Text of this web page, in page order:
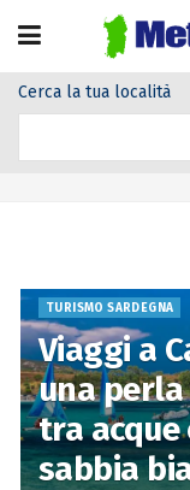
Cerca la tua località
TURISMO SARDEGNA
Viaggi a
una
tra
sabbia